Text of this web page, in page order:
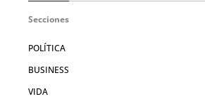
Secciones
POLÍTICA
BUSINESS
VIDA